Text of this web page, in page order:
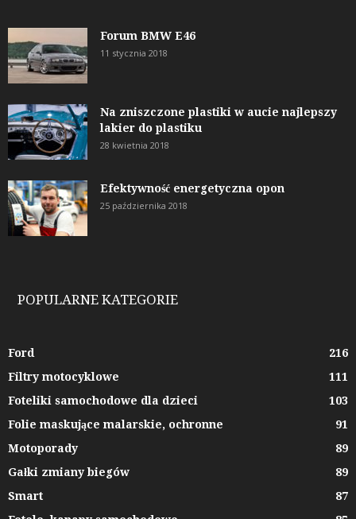
Forum BMW E46
11 stycznia 2018
Na zniszczone plastiki w aucie najlepszy
lakier do plastiku
28 kwietnia 2018
Efektywność energetyczna opon
25 października 2018
POPULARNE KATEGORIE
Ford
216
Filtry motocyklowe
111
Foteliki samochodowe dla dzieci
103
Folie maskujące malarskie, ochronne
91
Motoporady
89
Gałki zmiany biegów
89
Smart
87